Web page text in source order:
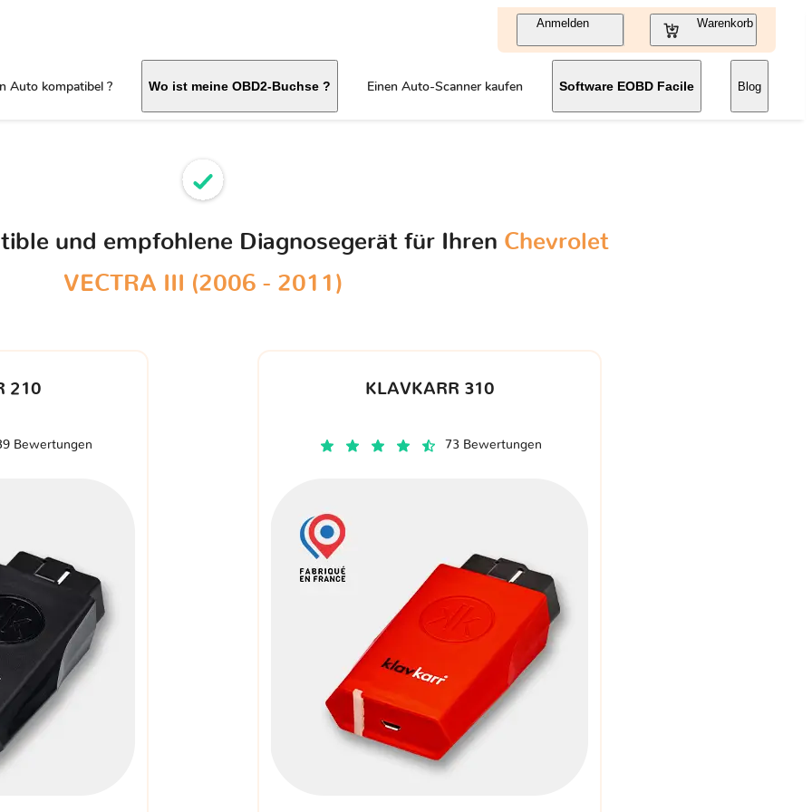
Anmelden Warenkorb
Auto kompatibel ? Wo ist meine OBD2-Buchse ? Einen Auto-Scanner kaufen Software EOBD Facile Blog
und empfohlene Diagnosegerät für Ihren Chevrolet
VECTRA III (2006 - 2011)
210
Bewertungen
KLAVKARR 310
73 Bewertungen